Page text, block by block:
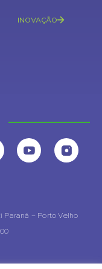
INOVAÇÃO
Paraná – Porto Velho